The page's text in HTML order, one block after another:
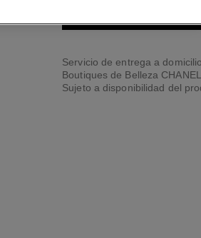
PÓNGASE EN
Servicio de entrega a
Boutiques de Belleza
Sujeto a disponibilidad del